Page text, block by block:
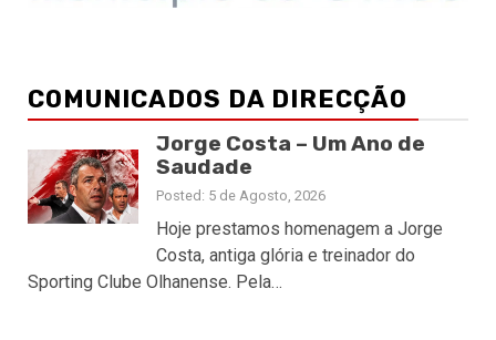
COMUNICADOS DA DIRECÇÃO
Jorge Costa – Um Ano de
Saudade
Posted: 5 de Agosto, 2026
Hoje prestamos homenagem a Jorge
Costa, antiga glória e treinador do
Sporting Clube Olhanense. Pela…